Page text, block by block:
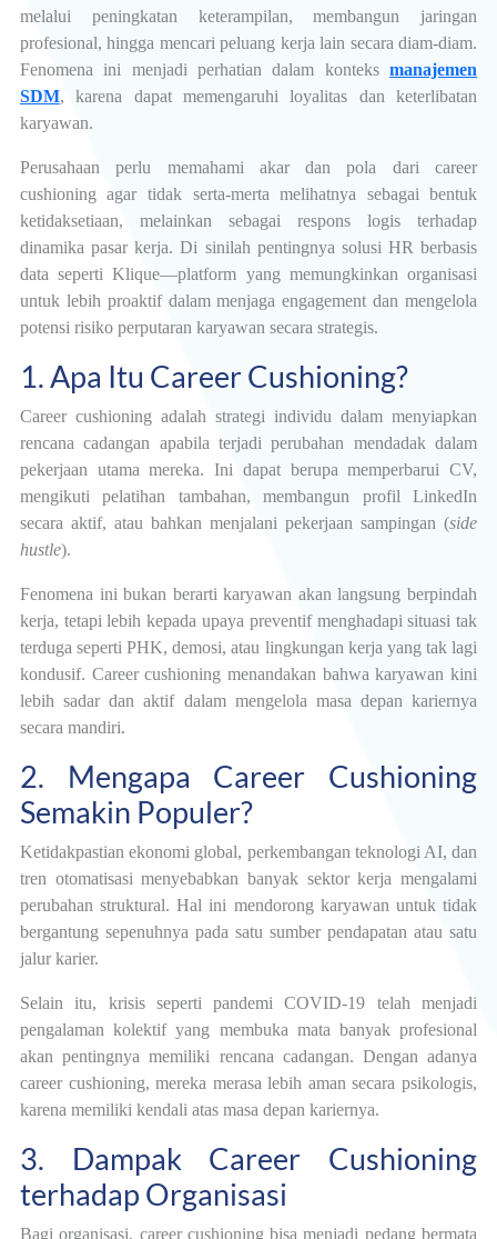
melalui peningkatan keterampilan, membangun jaringan
profesional, hingga mencari peluang kerja lain secara diam-diam.
Fenomena ini menjadi perhatian dalam konteksmanajemen
SDM, karena dapat memengaruhi loyalitas dan keterlibatan
karyawan.
Perusahaan perlu memahami akar dan pola dari career
cushioning agar tidak serta-merta melihatnya sebagai bentuk
ketidaksetiaan, melainkan sebagai respons logis terhadap
dinamika pasar kerja. Di sinilah pentingnya solusi HR berbasis
data seperti Klique—platform yang memungkinkan organisasi
untuk lebih proaktif dalam menjaga engagement dan mengelola
potensi risiko perputaran karyawan secara strategis.
1. Apa Itu Career Cushioning?
Career cushioning adalah strategi individu dalam menyiapkan
rencana cadangan apabila terjadi perubahan mendadak dalam
pekerjaan utama mereka. Ini dapat berupa memperbarui CV,
mengikuti pelatihan tambahan, membangun profil LinkedIn
secara aktif, atau bahkan menjalani pekerjaan sampingan (side
hustle).
Fenomena ini bukan berarti karyawan akan langsung berpindah
kerja, tetapi lebih kepada upaya preventif menghadapi situasi tak
terduga seperti PHK, demosi, atau lingkungan kerja yang tak lagi
kondusif. Career cushioning menandakan bahwa karyawan kini
lebih sadar dan aktif dalam mengelola masa depan kariernya
secara mandiri.
2. Mengapa Career Cushioning
Semakin Populer?
Ketidakpastian ekonomi global, perkembangan teknologi AI, dan
tren otomatisasi menyebabkan banyak sektor kerja mengalami
perubahan struktural. Hal ini mendorong karyawan untuk tidak
bergantung sepenuhnya pada satu sumber pendapatan atau satu
jalur karier.
Selain itu, krisis seperti pandemi COVID-19 telah menjadi
pengalaman kolektif yang membuka mata banyak profesional
akan pentingnya memiliki rencana cadangan. Dengan adanya
career cushioning, mereka merasa lebih aman secara psikologis,
karena memiliki kendali atas masa depan kariernya.
3. Dampak Career Cushioning
terhadap Organisasi
Bagi organisasi, career cushioning bisa menjadi pedang bermata